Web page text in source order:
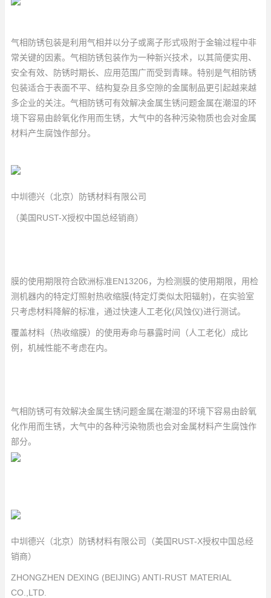
气相防锈包装是利用气相并以分子或离子形式吸附于金输过程中非
常关键的因素。气相防锈包装作为一种新兴技术，以其简便实用、
安全有效、防锈时期长、应用范围广而受到青睐。特别是气相防锈
包装适合于表面不平、结构复杂且多空隙的金属制品更引起越来越
多企业的关注。气相防锈可有效解决金属生锈问题金属在潮湿的环
境下容易由龄氧化作用而生锈，大气中的各种污染物质也会对金属
材料产生腐蚀作部分。
中圳德兴（北京）防锈材料有限公司
（美国RUST-X授权中国总经销商）
膜的使用期限符合欧洲标准EN13206，为检测膜的使用期限，用检
测机器内的特定灯照射热收缩膜(特定灯类似太阳辐射)，在实验室
只考虑材料降解的标准，通过快速人工老化(风蚀仪)进行测试。
覆盖材料（热收缩膜）的使用寿命与暴露时间（人工老化）成比
例，机械性能不考虑在内。
气相防锈可有效解决金属生锈问题金属在潮湿的环境下容易由龄氧
化作用而生锈，大气中的各种污染物质也会对金属材料产生腐蚀作
部分。
中圳德兴（北京）防锈材料有限公司（美国RUST-X授权中国总经
销商）
ZHONGZHEN DEXING (BEIJING) ANTI-RUST MATERIAL
CO.,LTD.